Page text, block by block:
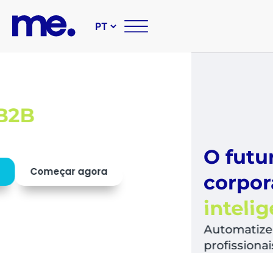
O futuro das suas
corporativas é
simples,
inteligente e sustentável
Automatize todo o fluxo de compras,
profissionais para o que mais agrega valor